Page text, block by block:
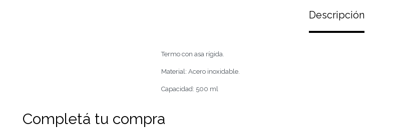
Descripción
Termo con asa rígida.
Material: Acero inoxidable.
Capacidad: 500 ml
Completá tu compra